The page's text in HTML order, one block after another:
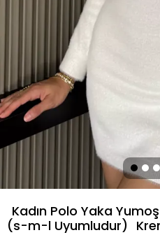
Kadın Polo Yaka
(s-m-l Uyumludur)